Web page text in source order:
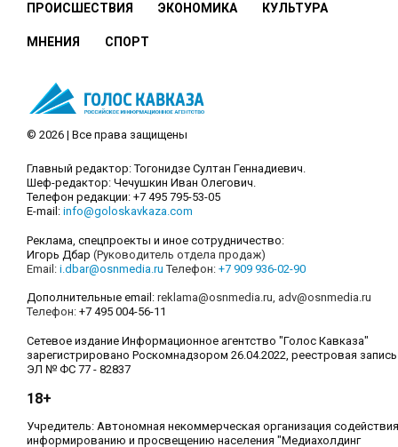
ПРОИСШЕСТВИЯ ЭКОНОМИКА КУЛЬТУРА
МНЕНИЯ СПОРТ
© 2026 | Все права защищены
Главный редактор: Тогонидзе Султан Геннадиевич.
Шеф-редактор: Чечушкин Иван Олегович.
Телефон редакции: +7 495 795-53-05
E-mail: info@goloskavkaza.com
Реклама, спецпроекты и иное сотрудничество:
Игорь Дбар (Руководитель отдела продаж)
Email: i.dbar@osnmedia.ru Телефон: +7 909 936-02-90
Дополнительные email: reklama@osnmedia.ru, adv@osnmedia.ru
Телефон: +7 495 004-56-11
Сетевое издание Информационное агентство "Голос Кавказа"
зарегистрировано Роскомнадзором 26.04.2022, реестровая запись
ЭЛ № ФС 77 - 82837
18+
Учредитель: Автономная некоммерческая организация содействия
информированию и просвещению населения "Медиахолдинг